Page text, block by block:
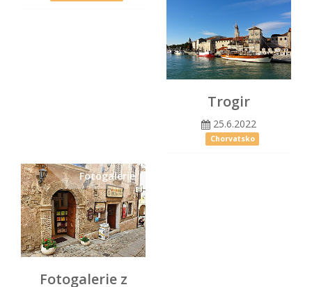
Trogir
25.6.2022
Chorvatsko
Fotogalerie
Fotogalerie z